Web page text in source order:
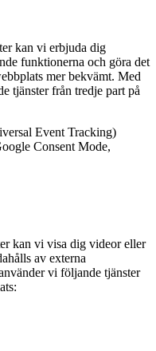
kan vi erbjuda dig
funktionerna och göra det
mer bekvämt. Med
tjänster från tredje part på
Event Tracking)
Consent Mode,
kan vi visa dig videor eller
av externa
vi följande tjänster